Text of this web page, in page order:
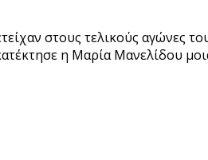
στους τελικούς αγώνες
η Μαρία Μανελίδου